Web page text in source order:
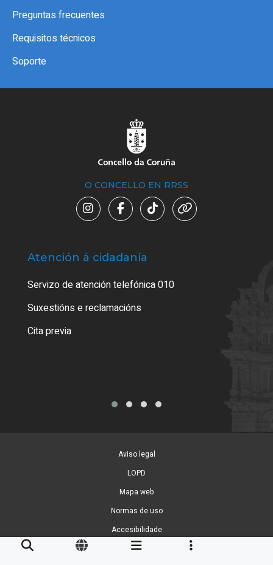
Preguntas frecuentes
Requisitos técnicos
Soporte
O CONCELLO EN RRSS
Atención á cidadanía
Servizo de atención telefónica 010
Suxestións e reclamacións
Cita previa
Aviso legal
LOPD
Mapa web
Normas de uso
Accesibilidade
Xestión de cookies